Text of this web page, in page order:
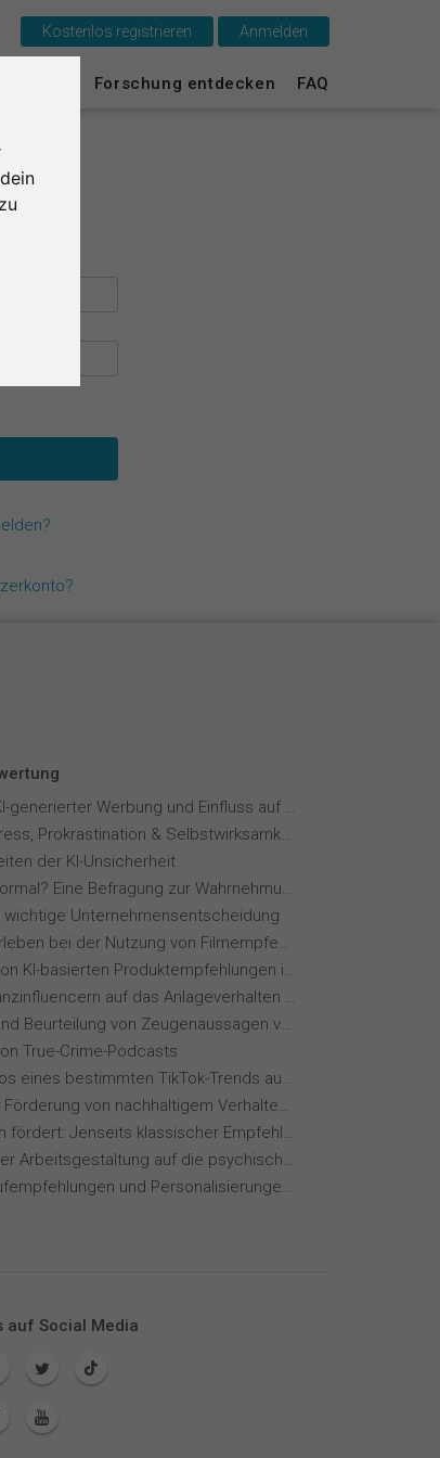
Forschung entdecken FAQ
Kostenlos registrieren Anmelden
Wahrnehmung KI-generierter Werbung und Einfluss auf Markenvertrauen
Fernstudium: Stress, Prokrastination & Selbstwirksamkeit
der KI-Unsicherheit
Wie normal ist normal? Eine Befragung zur Wahrnehmung von Essverhalten
Unternehmensentscheidung
Menschliches Erleben bei der Nutzung von Filmempfehlungssystemen
Wahrnehmung von KI-basierten Produktempfehlungen in Mode-Online-Shops
Einfluss von Finanzinfluencern auf das Anlageverhalten der Gen Z⁠
Wahrnehmung und Beurteilung von Zeugenaussagen vor Gericht
True-Crime-Podcasts
Wie wirken Videos eines bestimmten TikTok-Trends auf dich?
Maßnahmen zur Förderung von nachhaltigem Verhalten von Hotelgästen
Wie KI Motivation fördert: Jenseits klassischer Empfehlungssysteme
Einfluss moderner Arbeitsgestaltung auf die psychische Gesundheit
KI-gestützte Kaufempfehlungen und Personalisierungen im Online-Handel
auf Social Media